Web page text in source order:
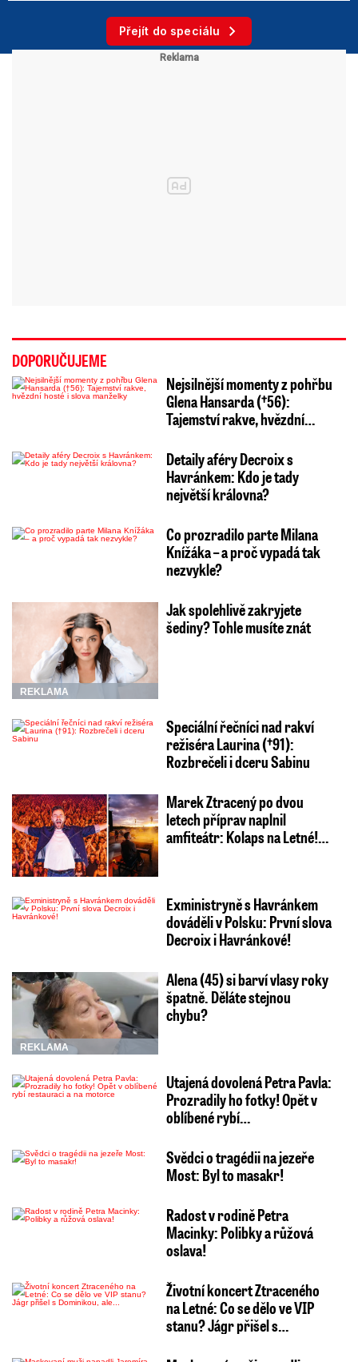
Přejít do speciálu
DOPORUČUJEME
Nejsilnější momenty z pohřbu
Glena Hansarda (†56):
Tajemství rakve, hvězdní…
Detaily aféry Decroix s
Havránkem: Kdo je tady
největší královna?
Co prozradilo parte Milana
Knížáka – a proč vypadá tak
nezvykle?
REKLAMA
Jak spolehlivě zakryjete
šediny? Tohle musíte znát
Speciální řečníci nad rakví
režiséra Laurina (†91):
Rozbrečeli i dceru Sabinu
Marek Ztracený po dvou
letech příprav naplnil
amfiteátr: Kolaps na Letné!…
Exministryně s Havránkem
dováděli v Polsku: První slova
Decroix i Havránkové!
REKLAMA
Alena (45) si barví vlasy roky
špatně. Děláte stejnou
chybu?
Utajená dovolená Petra Pavla:
Prozradily ho fotky! Opět v
oblíbené rybí…
Svědci o tragédii na jezeře
Most: Byl to masakr!
Radost v rodině Petra
Macinky: Polibky a růžová
oslava!
Životní koncert Ztraceného
na Letné: Co se dělo ve VIP
stanu? Jágr přišel s…